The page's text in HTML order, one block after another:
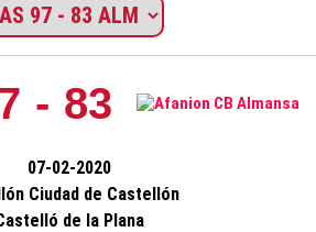
- 83
07-02-2020
Ciudad de Castellón
de la Plana